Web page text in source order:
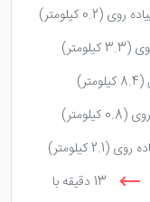
(0.2 کیلومتر)
(3.3 کیلومتر)
(8.4 کیلومتر)
(0.8 کیلومتر)
(2.1 کیلومتر)
13 دقیقه با